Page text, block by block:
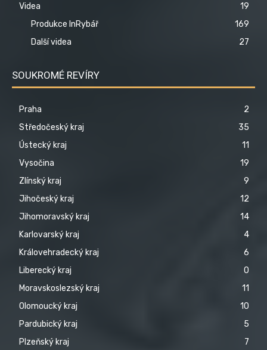
Videa
19
Produkce InRybář
169
Další videa
27
SOUKROMÉ REVÍRY
Praha
2
Středočeský kraj
35
Ústecký kraj
11
Vysočina
19
Zlínský kraj
9
Jihočeský kraj
12
Jihomoravský kraj
14
Karlovarský kraj
4
Královehradecký kraj
6
Liberecký kraj
0
Moravskoslezský kraj
11
Olomoucký kraj
10
Pardubický kraj
5
Plzeňský kraj
7